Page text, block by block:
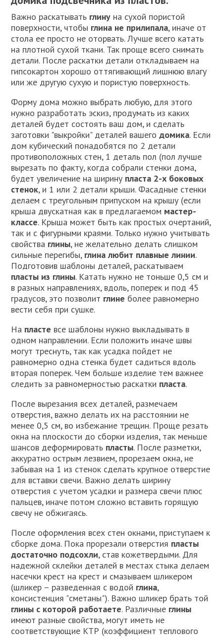
Важно раскатывать глину на сухой пористой
поверхности, чтобы глина не прилипала, иначе от
стола ее просто не оторвать. Лучше всего катать
на плотной сухой ткани. Так проще всего снимать
детали. После раскатки детали откладываем на
гипсокартон хорошо оттягивающий лишнюю влагу
или же другую сухую и пористую поверхность.
Форму дома можно выбрать любую, для этого
нужно разработать эскиз, продумать из каких
деталей будет состоять ваш дом, и сделать
заготовки "выкройки" деталей вашегодомика. Если
дом кубический понадобятся по 2 детали
противоположных стен, 1 деталь пол (пол лучше
вырезать по факту, когда собрали стенки дома,
будет увеличение на ширину пласта 2-х боковых
стенок, и 1 или 2 детали крыши. Фасадные стенки
делаем с треугольным припуском на крышу (если
крыша двускатная как в предлагаемом мастер-
классе. Крыша может быть как простых очертаний,
так и с фигурными краями. Только нужно учитывать
свойства глины, не желательно делать слишком
сильные перегибы, глина любит плавные линии.
Подготовив шаблоны деталей, раскатываем
пласты из глины. Катать нужно не тоньше 0,5 см и
в разных направлениях, вдоль, поперек и под 45
градусов, это позволит глине более равномерно
вести себя при сушке.
На пласте все шаблоны нужно выкладывать в
одном направлении. Если положить иначе швы
могут треснуть, так как усадка пойдет не
равномерно одна стенка будет садиться вдоль
вторая поперек. Чем больше изделие тем важнее
следить за равномерностью раскатки пласта.
После вырезания всех деталей, размечаем
отверстия, важно делать их на расстоянии не
менее 0,5 см, во избежание трещин. Проще резать
окна на плоскости до сборки изделия, так меньше
шансов деформировать пласты. После разметки,
аккуратно острым лезвием, прорезаем окна, не
забывая на 1 из стенок сделать крупное отверстие
для вставки свечи. Важно делать ширину
отверстия с учетом усадки и размера свечи плюс
пальцев, иначе потом сложно вставить горящую
свечу не обжигаясь.
После оформления всех стен окнами, приступаем к
сборке дома. Пока прорезали отверстия пласты
достаточно подсохли, став кожетвердыми. Для
надежной склейки деталей в местах стыка делаем
насечки крест на крест и смазываем шликером
(шликер – разведенная с водой глина,
консистенция "сметаны"). Важно шликер брать той
глины с которой работаете. Различные глины
имеют разные свойства, могут иметь не
соответствующие КТР (коэффициент теплового